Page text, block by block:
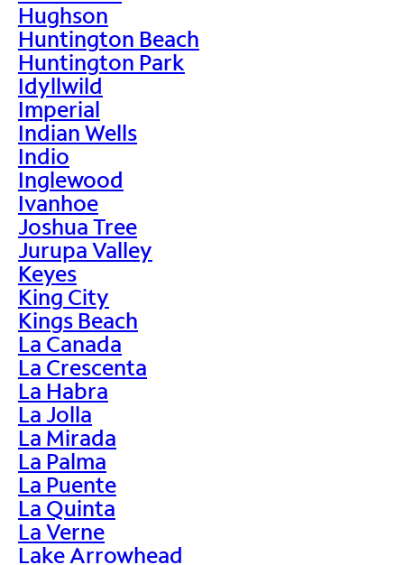
Hughson
Huntington Beach
Huntington Park
Idyllwild
Imperial
Indian Wells
Indio
Inglewood
Ivanhoe
Joshua Tree
Jurupa Valley
Keyes
King City
Kings Beach
La Canada
La Crescenta
La Habra
La Jolla
La Mirada
La Palma
La Puente
La Quinta
La Verne
Lake Arrowhead